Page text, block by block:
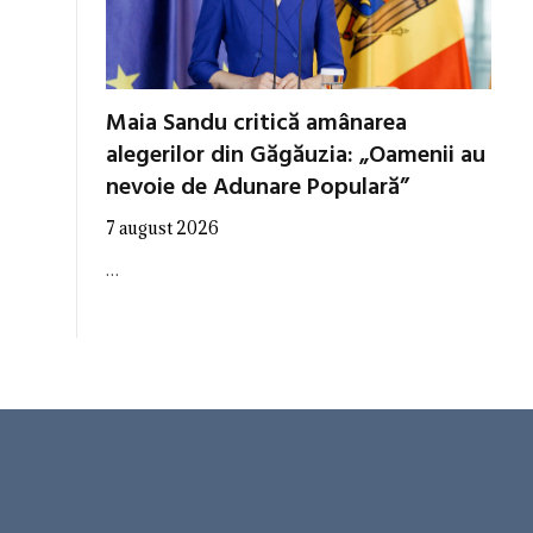
Maia Sandu critică amânarea
alegerilor din Găgăuzia: „Oamenii au
nevoie de Adunare Populară”
7 august 2026
…